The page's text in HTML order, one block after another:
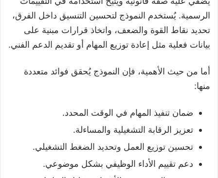
الرسمية. يُستخدم النموذج لتحسين التنسيق داخل الفرق،
تحديد نقاط القوة والضعف، واتخاذ قرارات مبنية على
بيانات فعلية مثل إعادة توزيع المهام أو تقديم الدعم الفني.
أما من حيث الأهمية، فإن النموذج يُحقق فوائد متعددة
منها:
ضمان تنفيذ المهام في الوقت المحدد.
تعزيز الرقابة التشغيلية والمساءلة.
تحسين توزيع العمل وتحديد الضغط التشغيلي.
دعم تقييم الأداء الوظيفي بشكل موضوعي.